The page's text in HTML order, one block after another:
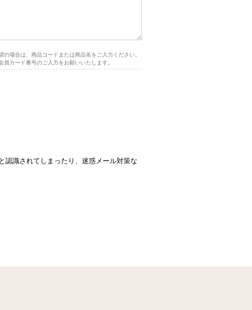
場合は、商品コードまたは商品名をご入力ください。
カード番号のご入力をお願いいたします。
認識されてしまったり、迷惑メール対策な